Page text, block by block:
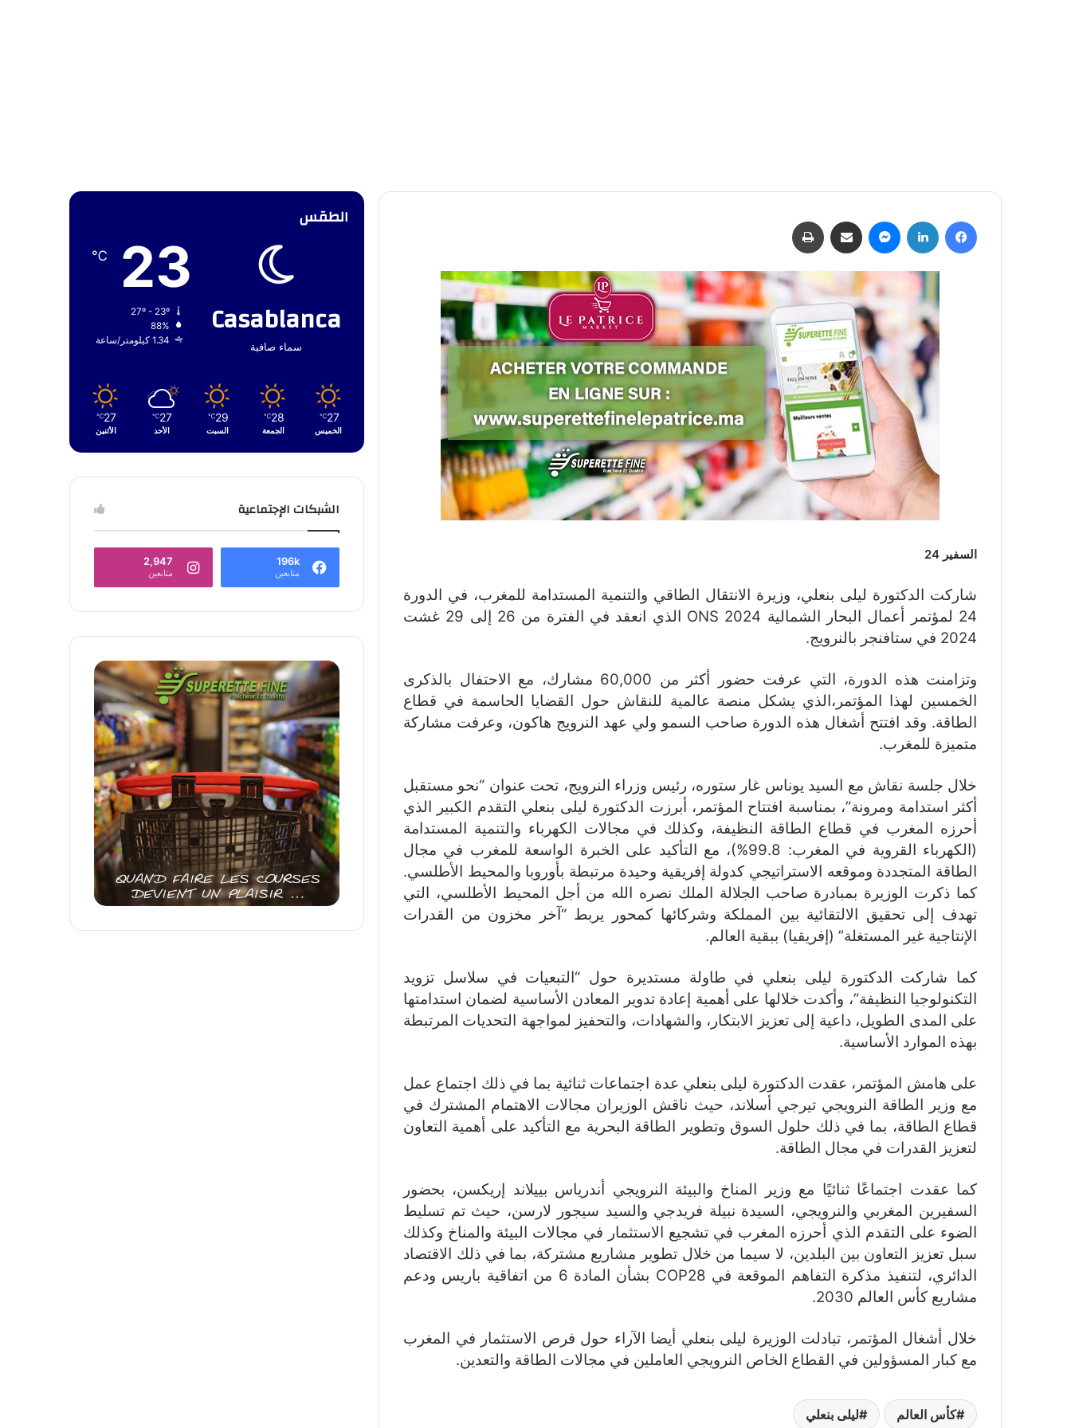
فيسبوك لينكدإن ماسنجر مشاركة عبر البريد
السفير 24
شاركت الدكتورة ليلى بنعلي، وزيرة الانتقال الطاقي والتنمية المستدامة للمغرب، في الدورة
24 لمؤتمر أعمال البحار الشمالية ONS 2024 الذي انعقد في الفترة من 26 إلى 29 غشت
2024 في ستافنجر بالنرويج.
وتزامنت هذه الدورة، التي عرفت حضور أكثر من 60,000 مشارك، مع الاحتفال بالذكرى
الخمسين لهذا المؤتمر،الذي يشكل منصة عالمية للنقاش حول القضايا الحاسمة في قطاع
الطاقة. وقد افتتح أشغال هذه الدورة صاحب السمو ولي عهد النرويج هاكون، وعرفت مشاركة
متميزة للمغرب.
خلال جلسة نقاش مع السيد يوناس غار ستوره، رئيس وزراء النرويج، تحت عنوان “نحو مستقبل
أكثر استدامة ومرونة”، بمناسبة افتتاح المؤتمر، أبرزت الدكتورة ليلى بنعلي التقدم الكبير الذي
أحرزه المغرب في قطاع الطاقة النظيفة، وكذلك في مجالات الكهرباء والتنمية المستدامة
(الكهرباء القروية في المغرب: 99.8%)، مع التأكيد على الخبرة الواسعة للمغرب في مجال
الطاقة المتجددة وموقعه الاستراتيجي كدولة إفريقية وحيدة مرتبطة بأوروبا والمحيط الأطلسي.
كما ذكرت الوزيرة بمبادرة صاحب الجلالة الملك نصره الله من أجل المحيط الأطلسي، التي
تهدف إلى تحقيق الالتقائية بين المملكة وشركائها كمحور يربط “آخر مخزون من القدرات
الإنتاجية غير المستغلة” (إفريقيا) ببقية العالم.
كما شاركت الدكتورة ليلى بنعلي في طاولة مستديرة حول “التبعيات في سلاسل تزويد
التكنولوجيا النظيفة”، وأكدت خلالها على أهمية إعادة تدوير المعادن الأساسية لضمان استدامتها
على المدى الطويل، داعية إلى تعزيز الابتكار، والشهادات، والتحفيز لمواجهة التحديات المرتبطة
بهذه الموارد الأساسية.
على هامش المؤتمر، عقدت الدكتورة ليلى بنعلي عدة اجتماعات ثنائية بما في ذلك اجتماع عمل
مع وزير الطاقة النرويجي تيرجي أسلاند، حيث ناقش الوزيران مجالات الاهتمام المشترك في
قطاع الطاقة، بما في ذلك حلول السوق وتطوير الطاقة البحرية مع التأكيد على أهمية التعاون
لتعزيز القدرات في مجال الطاقة.
كما عقدت اجتماعًا ثنائيًا مع وزير المناخ والبيئة النرويجي أندرياس بييلاند إريكسن، بحضور
السفيرين المغربي والنرويجي، السيدة نبيلة فريدجي والسيد سيجور لارسن، حيث تم تسليط
الضوء على التقدم الذي أحرزه المغرب في تشجيع الاستثمار في مجالات البيئة والمناخ وكذلك
سبل تعزيز التعاون بين البلدين، لا سيما من خلال تطوير مشاريع مشتركة، بما في ذلك الاقتصاد
الدائري، لتنفيذ مذكرة التفاهم الموقعة في COP28 بشأن المادة 6 من اتفاقية باريس ودعم
مشاريع كأس العالم 2030.
خلال أشغال المؤتمر، تبادلت الوزيرة ليلى بنعلي أيضا الآراء حول فرص الاستثمار في المغرب
مع كبار المسؤولين في القطاع الخاص النرويجي العاملين في مجالات الطاقة والتعدين.
كأس العالم ليلى بنعلي
الطقس
Casablanca
سماء صافية
23
℃
88%
1.34 كيلومتر/ساعة
27
℃
الخميس
28
℃
الجمعة
29
℃
السبت
27
℃
الأحد
27
℃
الأثنين
الشبكات الإجتماعية
196k
متابعين
2,947
متابعين